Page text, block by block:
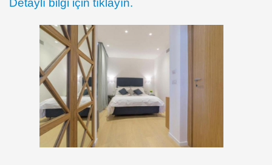
Detaylı bilgi için tıklayın.